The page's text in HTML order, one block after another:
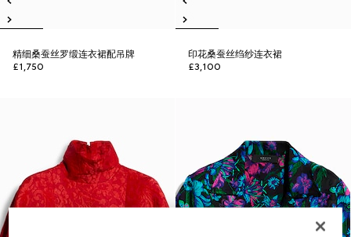
精细桑蚕丝罗缎连衣裙配吊牌
£1,750
印花桑蚕丝绉纱连衣裙
£3,100